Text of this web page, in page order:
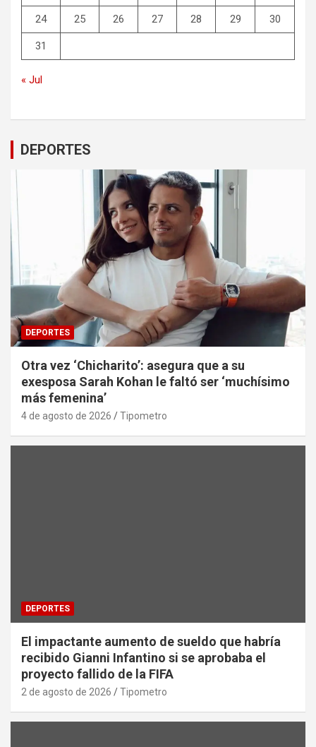
24 25 26 27 28 29 30
31
« Jul
DEPORTES
DEPORTES
Otra vez ‘Chicharito’: asegura que a su
exesposa Sarah Kohan le faltó ser ‘muchísimo
más femenina’
4 de agosto de 2026 Tipometro
DEPORTES
El impactante aumento de sueldo que habría
recibido Gianni Infantino si se aprobaba el
proyecto fallido de la FIFA
2 de agosto de 2026 Tipometro